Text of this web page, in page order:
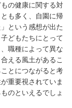
の健康に関する対
も多く、自園に帰
という感想が出た
どもたちにとって
職種によって異な
える風土があるこ
とにつながると考
重要視されていま
のといえるでしょ